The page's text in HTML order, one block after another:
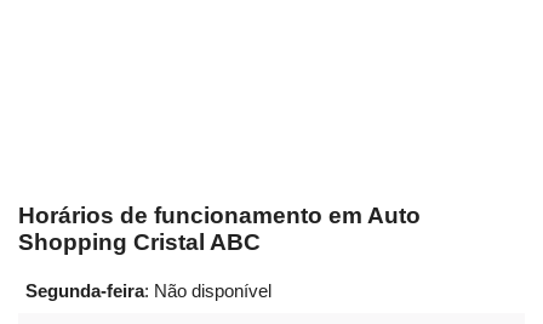
Horários de funcionamento em Auto
Shopping Cristal ABC
Segunda-feira: Não disponível